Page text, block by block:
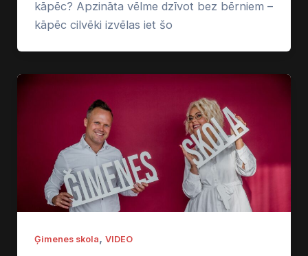
kāpēc? Apzināta vēlme dzīvot bez bērniem –
kāpēc cilvēki izvēlas iet šo
Ģimenes skola, VIDEO